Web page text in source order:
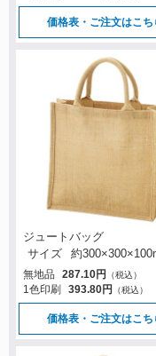
価格表・ご注文はこち
ジュートバッグ
サイズ
約
無地品
287.10円 （税込）
1色印刷 393.80円 （税込）
価格表・ご注文はこち